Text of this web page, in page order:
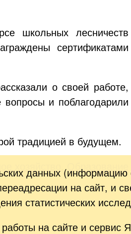
школьных лесничеств
сертификатами
о своей работе,
и поблагодарили
традицией в будущем.
, Образование
данных (информацию
на сайт, и
статистических
на сайте и сервис